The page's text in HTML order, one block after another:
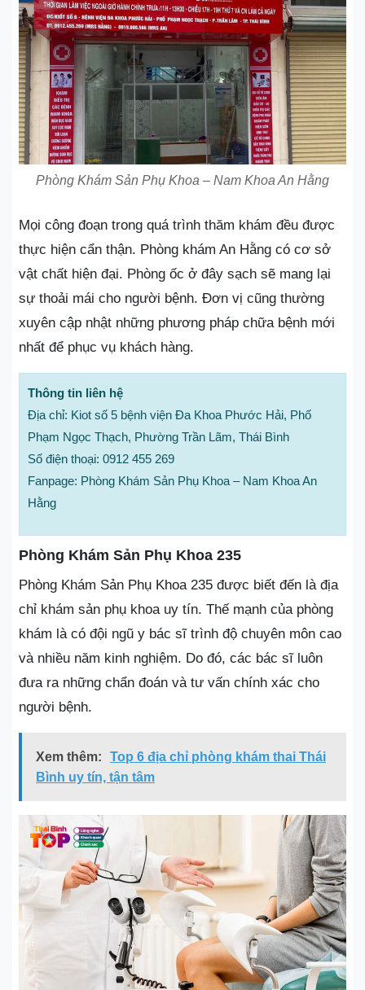
Phòng Khám Sản Phụ Khoa – Nam Khoa An Hằng
Mọi công đoạn trong quá trình thăm khám đều được
thực hiện cẩn thận. Phòng khám An Hằng có cơ sở
vật chất hiện đại. Phòng ốc ở đây sạch sẽ mang lại
sự thoải mái cho người bệnh. Đơn vị cũng thường
xuyên cập nhật những phương pháp chữa bệnh mới
nhất để phục vụ khách hàng.
Thông tin liên hệ
Địa chỉ: Kiot số 5 bệnh viện Đa Khoa Phước Hải, Phố
Phạm Ngọc Thạch, Phường Trần Lãm, Thái Bình
Số điện thoại: 0912 455 269
Fanpage: Phòng Khám Sản Phụ Khoa – Nam Khoa An
Hằng
Phòng Khám Sản Phụ Khoa 235
Phòng Khám Sản Phụ Khoa 235 được biết đến là địa
chỉ khám sản phụ khoa uy tín. Thế mạnh của phòng
khám là có đội ngũ y bác sĩ trình độ chuyên môn cao
và nhiều năm kinh nghiệm. Do đó, các bác sĩ luôn
đưa ra những chẩn đoán và tư vấn chính xác cho
người bệnh.
Xem thêm:
Top 6 địa chỉ phòng khám thai Thái
Bình uy tín, tận tâm